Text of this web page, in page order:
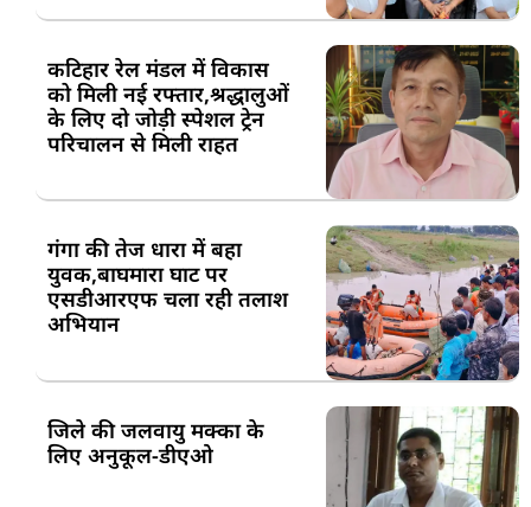
कटिहार रेल मंडल में विकास
को मिली नई रफ्तार,श्रद्धालुओं
के लिए दो जोड़ी स्पेशल ट्रेन
परिचालन से मिली राहत
गंगा की तेज धारा में बहा
युवक,बाघमारा घाट पर
एसडीआरएफ चला रही तलाश
अभियान
जिले की जलवायु मक्का के
लिए अनुकूल-डीएओ